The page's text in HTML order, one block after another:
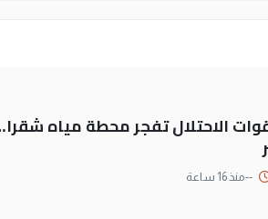
الاحتلال تفجر محطة مياه
--منذ 16 ساعة